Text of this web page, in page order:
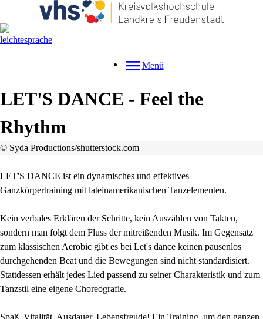
Menü
LET'S DANCE - Feel the
Rhythm
© Syda Productions/shutterstock.com
LET'S DANCE ist ein dynamisches und effektives
Ganzkörpertraining mit lateinamerikanischen Tanzelementen.
Kein verbales Erklären der Schritte, kein Auszählen von Takten,
sondern man folgt dem Fluss der mitreißenden Musik. Im Gegensatz
zum klassischen Aerobic gibt es bei Let's dance keinen pausenlos
durchgehenden Beat und die Bewegungen sind nicht standardisiert.
Stattdessen erhält jedes Lied passend zu seiner Charakteristik und zum
Tanzstil eine eigene Choreografie.
Spaß, Vitalität, Ausdauer, Lebensfreude! Ein Training, um den ganzen